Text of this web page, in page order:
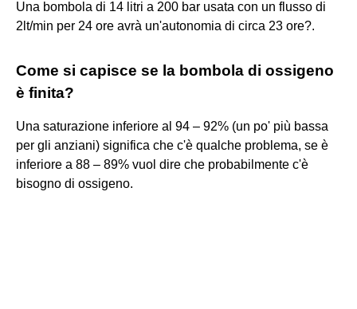
Una bombola di 14 litri a 200 bar usata con un flusso di
2lt/min per 24 ore avrà un'autonomia di circa 23 ore?.
Come si capisce se la bombola di ossigeno
è finita?
Una saturazione inferiore al 94 – 92% (un po' più bassa
per gli anziani) significa che c'è qualche problema, se è
inferiore a 88 – 89% vuol dire che probabilmente c'è
bisogno di ossigeno.